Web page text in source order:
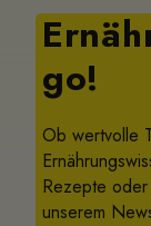
go!
Ob wertvolle
Rezepte
unserem